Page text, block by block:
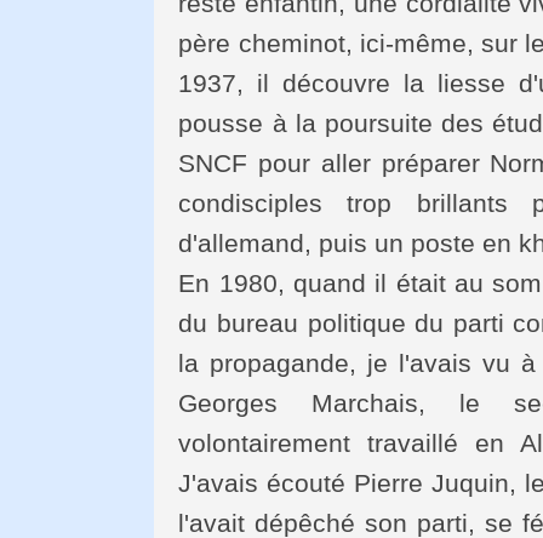
père cheminot, ici-même, sur
1937, il découvre la liesse
pousse à la poursuite des
SNCF pour aller préparer
condisciples trop brillants
d'allemand, puis un poste en
En 1980, quand il était au
du bureau politique du parti
la propagande, je l'avais vu
Georges Marchais, le
volontairement travaillé en
J'avais écouté Pierre Juquin,
l'avait dépêché son parti, se